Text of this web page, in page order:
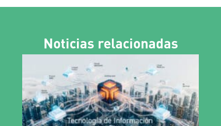
Noticias relacionadas